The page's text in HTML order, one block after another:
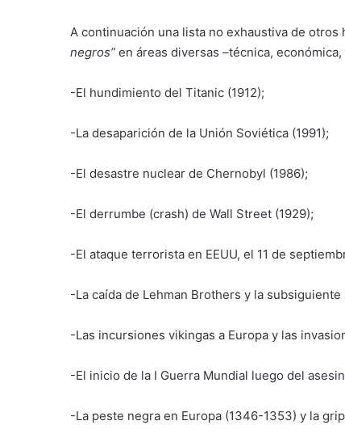
A continuación una lista no exhaustiva de
negros” en áreas diversas –técnica,
-El hundimiento del Titanic (1912);
-La desaparición de la Unión Soviética (1991);
-El desastre nuclear de Chernobyl (1986);
-El derrumbe (crash) de Wall Street (1929);
-El ataque terrorista en EEUU, el 11 de
-La caída de Lehman Brothers y la
-Las incursiones vikingas a Europa y las
-El inicio de la I Guerra Mundial luego del
-La peste negra en Europa (1346-1353) y la